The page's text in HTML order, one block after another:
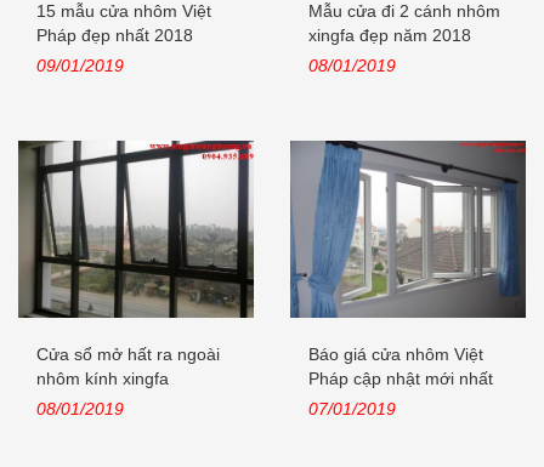
15 mẫu cửa nhôm Việt
Pháp đẹp nhất 2018
09/01/2019
Mẫu cửa đi 2 cánh nhôm
xingfa đẹp năm 2018
08/01/2019
Cửa sổ mở hất ra ngoài
nhôm kính xingfa
08/01/2019
Báo giá cửa nhôm Việt
Pháp cập nhật mới nhất
năm 2019
07/01/2019